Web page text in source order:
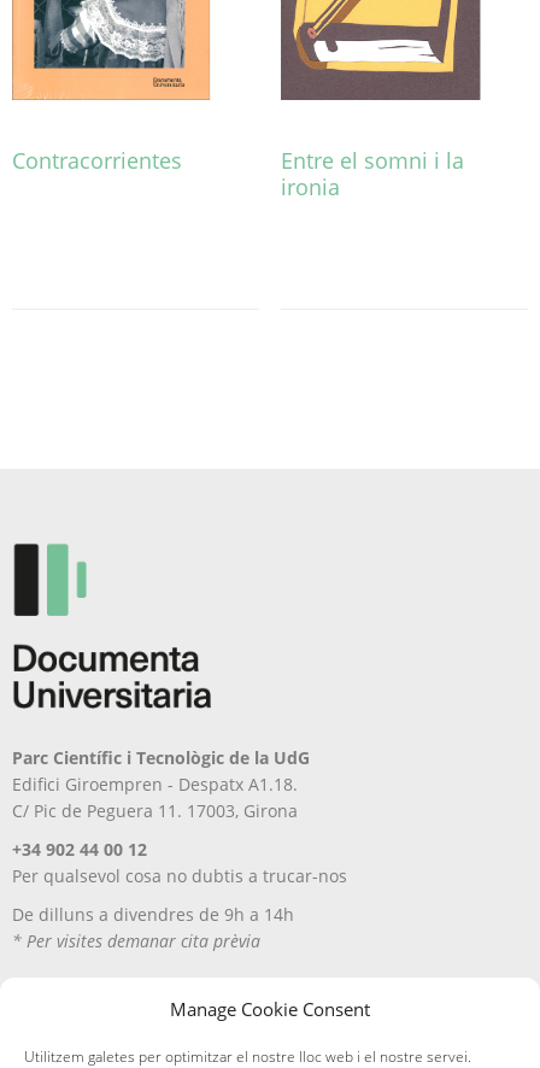
Manage Cookie Consent
Utilitzem galetes per optimitzar el nostre lloc web i el nostre servei.
Contracorrientes
Entre el somni i la
ironia
Parc Científic i Tecnològic de la UdG
Edifici Giroempren - Despatx A1.18.
C/ Pic de Peguera 11. 17003, Girona
+34 902 44 00 12
Per qualsevol cosa no dubtis a trucar-nos
De dilluns a divendres de 9h a 14h
* Per visites demanar cita prèvia